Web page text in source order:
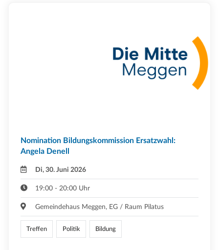
Nomination Bildungskommission Ersatzwahl:
Angela Denell
Di, 30. Juni 2026
19:00 - 20:00 Uhr
Gemeindehaus Meggen, EG / Raum Pilatus
Treffen Politik Bildung